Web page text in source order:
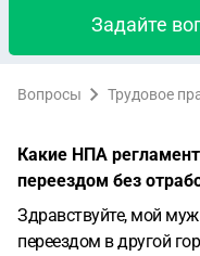
Задайте
Вопросы Трудовое
Какие НПА
переездом без
Здравствуйте, мой
переездом в другой